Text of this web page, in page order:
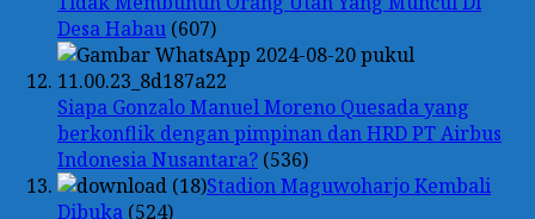
Desa Habau (607)
Siapa Gonzalo Manuel Moreno Quesada yang
berkonflik dengan pimpinan dan HRD PT Airbus
Indonesia Nusantara? (536)
Stadion Maguwoharjo Kembali
Dibuka (524)